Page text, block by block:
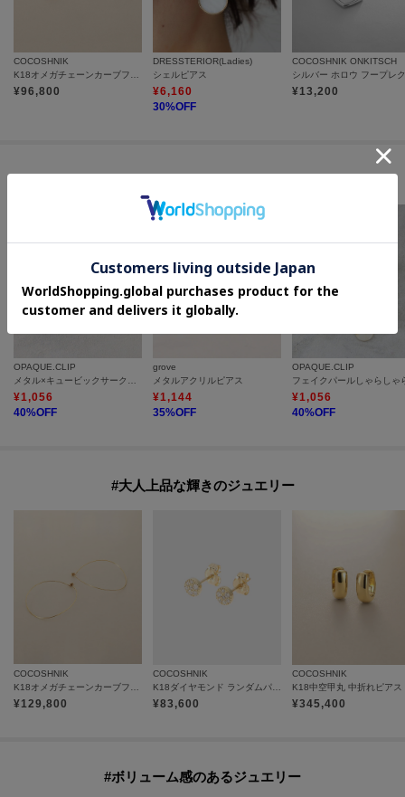
COCOSHNIK
¥96,800
DRESSTERIOR(Ladies)
シェルピアス
¥6,160
30%OFF
COCOSHNIK ONKITSCH
¥13,200
OPAQUE.CLIP
¥1,056
40%OFF
grove
メタルアクリルピアス
¥1,144
35%OFF
OPAQUE.CLIP
¥1,056
40%OFF
#大人上品な輝きのジュエリー
COCOSHNIK
¥129,800
COCOSHNIK
¥83,600
COCOSHNIK
K18中空甲丸 中折れピアス
¥345,400
#ボリューム感のあるジュエリー